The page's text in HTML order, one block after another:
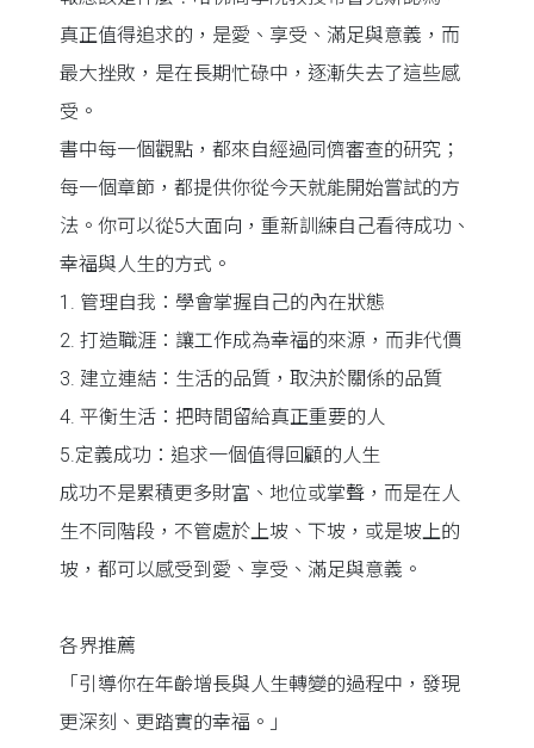
真正值得追求的，是愛、享受、滿足與意義，而
最大挫敗，是在長期忙碌中，逐漸失去了這些感
受。
書中每一個觀點，都來自經過同儕審查的研究；
每一個章節，都提供你從今天就能開始嘗試的方
法。你可以從5大面向，重新訓練自己看待成功、
幸福與人生的方式。
1. 管理自我：學會掌握自己的內在狀態
2. 打造職涯：讓工作成為幸福的來源，而非代價
3. 建立連結：生活的品質，取決於關係的品質
4. 平衡生活：把時間留給真正重要的人
5.定義成功：追求一個值得回顧的人生
成功不是累積更多財富、地位或掌聲，而是在人
生不同階段，不管處於上坡、下坡，或是坡上的
坡，都可以感受到愛、享受、滿足與意義。
各界推薦
「引導你在年齡增長與人生轉變的過程中，發現
更深刻、更踏實的幸福。」